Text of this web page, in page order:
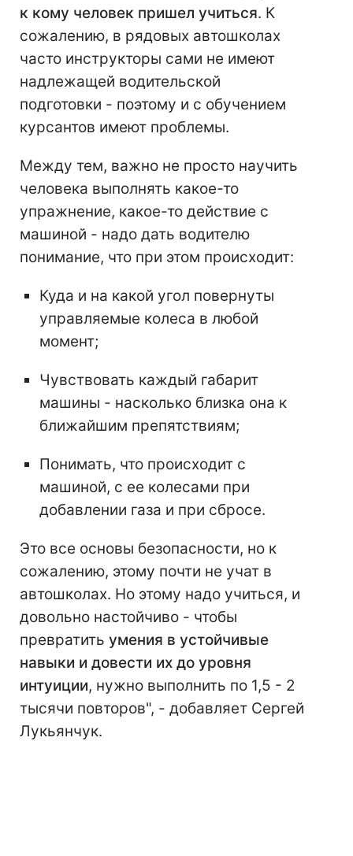
к кому человек пришел учиться. К
сожалению, в рядовых автошколах
часто инструкторы сами не имеют
надлежащей водительской
подготовки - поэтому и с обучением
курсантов имеют проблемы.
Между тем, важно не просто научить
человека выполнять какое-то
упражнение, какое-то действие с
машиной - надо дать водителю
понимание, что при этом происходит:
Куда и на какой угол повернуты
управляемые колеса в любой
момент;
Чувствовать каждый габарит
машины - насколько близка она к
ближайшим препятствиям;
Понимать, что происходит с
машиной, с ее колесами при
добавлении газа и при сбросе.
Это все основы безопасности, но к
сожалению, этому почти не учат в
автошколах. Но этому надо учиться, и
довольно настойчиво - чтобы
превратить умения в устойчивые
навыки и довести их до уровня
интуиции, нужно выполнить по 1,5 - 2
тысячи повторов", - добавляет Сергей
Лукьянчук.